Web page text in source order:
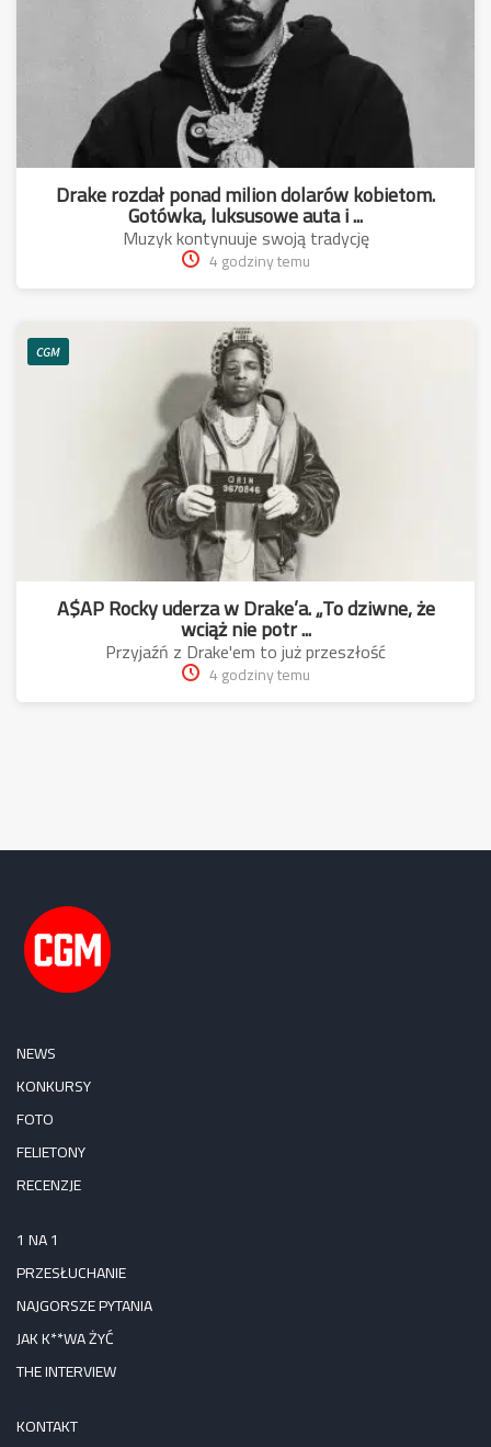
Drake rozdał ponad milion dolarów kobietom.
Gotówka, luksusowe auta i ...
Muzyk kontynuuje swoją tradycję
4 godziny temu
CGM
A$AP Rocky uderza w Drake’a. „To dziwne, że
wciąż nie potr ...
Przyjaźń z Drake'em to już przeszłość
4 godziny temu
NEWS
KONKURSY
FOTO
FELIETONY
RECENZJE
1 NA 1
PRZESŁUCHANIE
NAJGORSZE PYTANIA
JAK K**WA ŻYĆ
THE INTERVIEW
KONTAKT